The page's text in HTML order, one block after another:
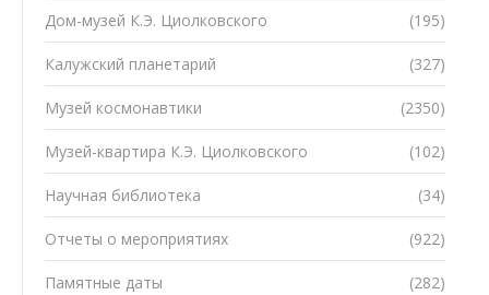
(195)
Дом-музей К.Э. Циолковского
(327)
Калужский планетарий
(2350)
Музей космонавтики
(102)
Музей-квартира К.Э. Циолковского
(34)
Научная библиотека
(922)
Отчеты о мероприятиях
(282)
Памятные даты